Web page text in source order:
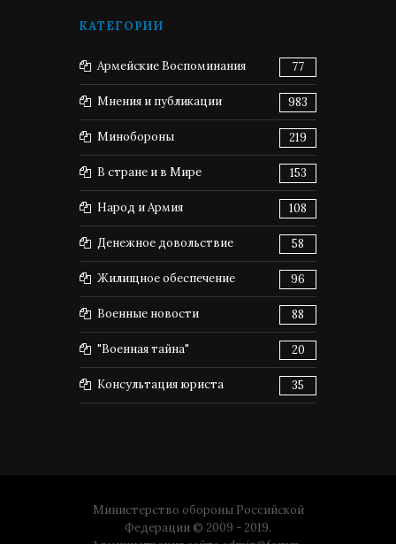
КАТЕГОРИИ
Армейские Воспоминания 77
Мнения и публикации 983
Минобороны 219
В стране и в Мире 153
Народ и Армия 108
Денежное довольствие 58
Жилищное обеспечение 96
Военные новости 88
"Военная тайна" 20
Консультация юриста 35
Министерство обороны Российской
Федерации © 2009 - 2019.